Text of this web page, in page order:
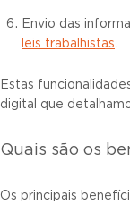
Envio das
leis trabalhistas.
Estas
digital que
Quais são os
Os principais